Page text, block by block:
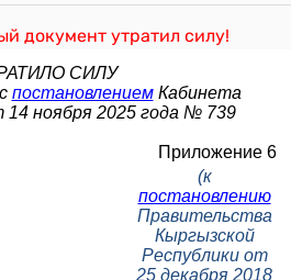
документ утратил силу!